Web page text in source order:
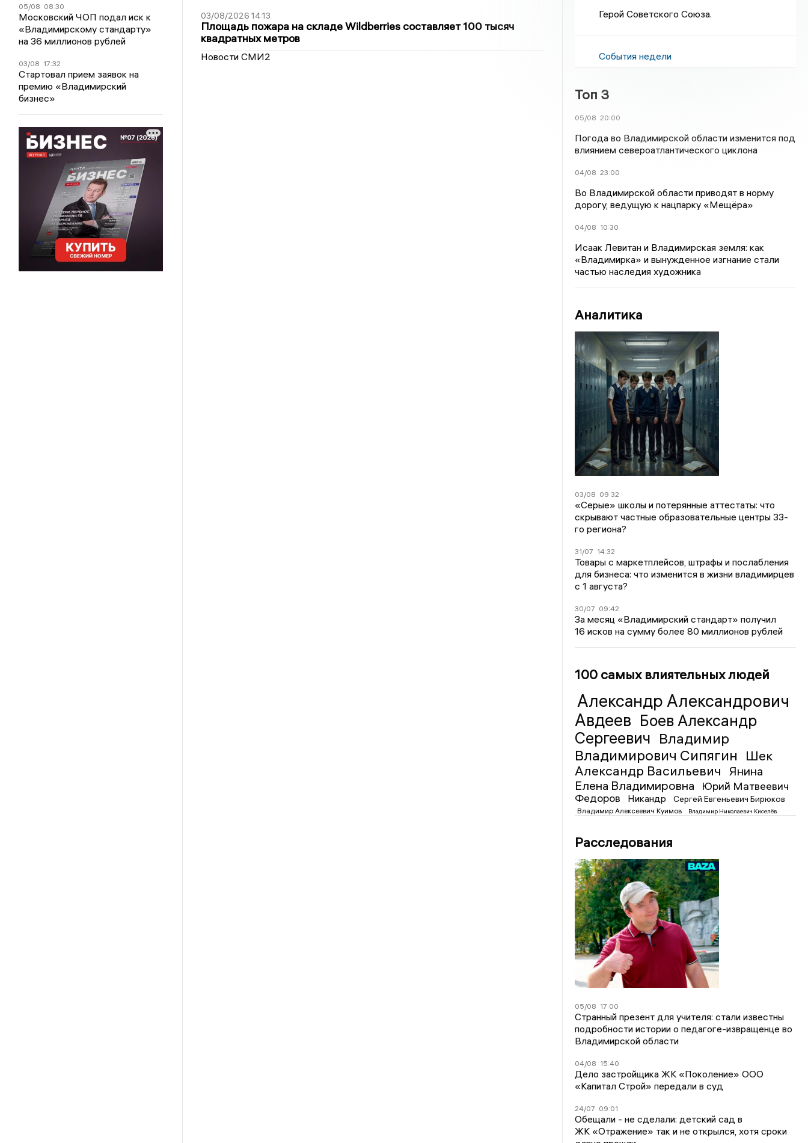
05/08 08:30
Московский ЧОП подал иск к
«Владимирскому стандарту»
на 36 миллионов рублей
03/08 17:32
Стартовал прием заявок на
премию «Владимирский
бизнес»
03/08/2026 14:13
Площадь пожара на складе Wildberries составляет 100 тысяч
квадратных метров
Новости СМИ2
Герой Советского Союза.
События недели
Топ 3
05/08 20:00
Погода во Владимирской области изменится под
влиянием североатлантического циклона
04/08 23:00
Во Владимирской области приводят в норму
дорогу, ведущую к нацпарку «Мещёра»
04/08 10:30
Исаак Левитан и Владимирская земля: как
«Владимирка» и вынужденное изгнание стали
частью наследия художника
Аналитика
03/08 09:32
«Серые» школы и потерянные аттестаты: что
скрывают частные образовательные центры 33-
го региона?
31/07 14:32
Товары с маркетплейсов, штрафы и послабления
для бизнеса: что изменится в жизни владимирцев
с 1 августа?
30/07 09:42
За месяц «Владимирский стандарт» получил
16 исков на сумму более 80 миллионов рублей
100 самых влиятельных людей
Александр Александрович
Авдеев Боев Александр
Сергеевич Владимир
Владимирович Сипягин Шек
Александр Васильевич
Янина
Елена Владимировна
Юрий Матвеевич
Федоров
Никандр Сергей Евгеньевич Бирюков
Владимир Алексеевич Куимов Владимир Николаевич Киселёв
Расследования
05/08 17:00
Странный презент для учителя: стали известны
подробности истории о педагоге-извращенце во
Владимирской области
04/08 15:40
Дело застройщика ЖК «Поколение» ООО
«Капитал Строй» передали в суд
24/07 09:01
Обещали - не сделали: детский сад в
ЖК «Отражение» так и не открылся, хотя сроки